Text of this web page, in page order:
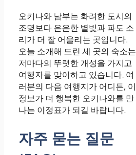
오키나와 남부는 화려한 도시의
조명보다 은은한 별빛과 파도 소
리가 더 잘 어울리는 곳입니다.
오늘 소개해 드린 세 곳의 숙소는
저마다의 뚜렷한 개성을 가지고
여행자를 맞이하고 있습니다. 여
러분의 다음 여행지가 어디든, 이
정보가 더 행복한 오키나와를 만
나는 이정표가 되길 바랍니다.
자주 묻는 질문